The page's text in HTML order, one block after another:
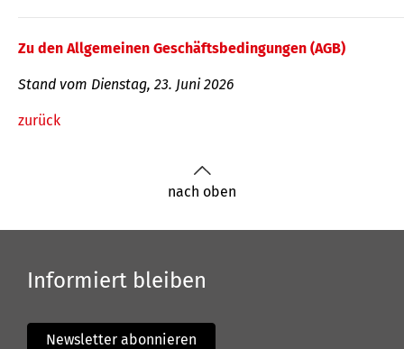
Zu den Allgemeinen Geschäftsbedingungen (AGB)
Stand vom Dienstag, 23. Juni 2026
zurück
nach oben
Informiert bleiben
Newsletter abonnieren